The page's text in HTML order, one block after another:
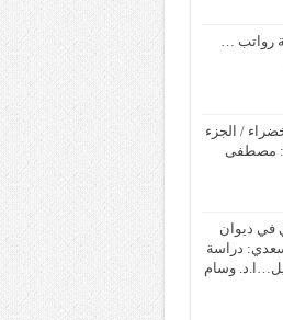
رواتب …
/ الجزء
: مصطفى
في ديوان
سعدي: دراسة
وسام